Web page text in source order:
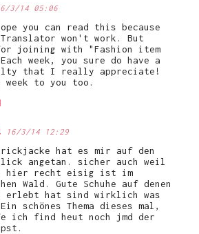
3/14 05:06
you can read this because
Translator won't work. But
joining with "Fashion item
week, you sure do have a
that I really appreciate!
week to you too.
16/3/14 12:29
hat es mir auf den
angetan. sicher auch weil
hier recht eisig ist im
Wald. Gute Schuhe auf denen
erlebt hat sind wirklich was
schönes Thema dieses mal,
ich find heut noch jmd der